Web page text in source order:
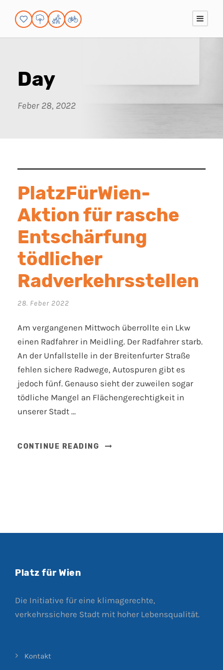
Day
Feber 28, 2022
PlatzFürWien-
Aktion für rasche
Entschärfung
tödlicher
Radverkehrsstellen
28. Feber 2022
Am vergangenen Mittwoch überrollte ein Lkw
einen Radfahrer in Meidling. Der Radfahrer starb.
An der Unfallstelle in der Breitenfurter Straße
fehlen sichere Radwege, Autospuren gibt es
jedoch fünf. Genauso sieht der zuweilen sogar
tödliche Mangel an Flächengerechtigkeit in
unserer Stadt …
CONTINUE READING
Platz für Wien
Die Initiative für eine klimagerechte,
verkehrssichere Stadt mit hoher Lebensqualität.
Kontakt